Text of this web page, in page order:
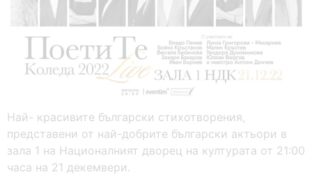
Най- красивите български стихотворения,
представени от най-добрите български актьори в
зала 1 на Националният дворец на културата от 21:00
часа на 21 декемвери.